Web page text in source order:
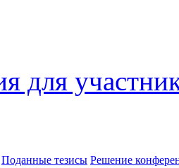
для
Поданные тезисы Решение